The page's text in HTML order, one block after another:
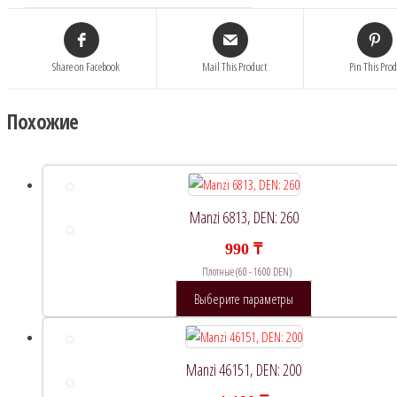
Share on Facebook Mail This Product Pin This
Похожие
Manzi 6813, DEN: 260
990 ₸
Плотные (60 - 1600 DEN)
Выберите параметры
товар
Manzi 46151, DEN: 200